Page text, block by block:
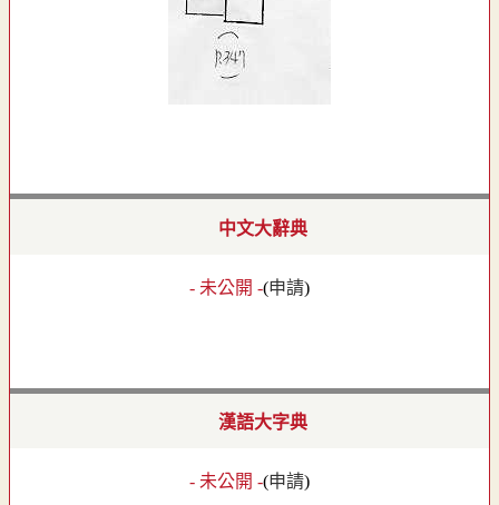
中文大辭典
- 未公開 -(申請)
漢語大字典
- 未公開 -(申請)